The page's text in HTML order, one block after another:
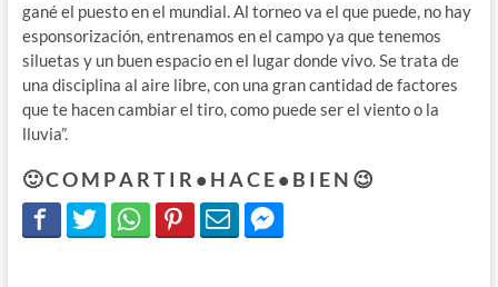
gané el puesto en el mundial. Al torneo va el que puede, no hay
esponsorización, entrenamos en el campo ya que tenemos
siluetas y un buen espacio en el lugar donde vivo. Se trata de
una disciplina al aire libre, con una gran cantidad de factores
que te hacen cambiar el tiro, como puede ser el viento o la
lluvia”.
🙂 C O M P A R T I R • H A C E • B I E N 😉